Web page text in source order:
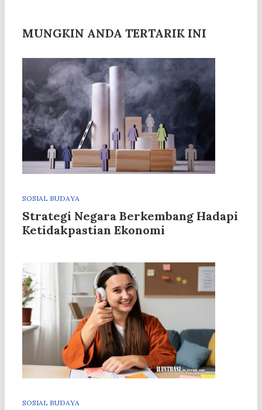
MUNGKIN ANDA TERTARIK INI
SOSIAL BUDAYA
Strategi Negara Berkembang Hadapi
Ketidakpastian Ekonomi
SOSIAL BUDAYA